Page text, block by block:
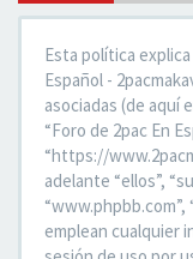
Esta política
Español -
asociadas (de aquí
“Foro de 2pac En
“https://
adelante “ellos”,
emplean cualquier